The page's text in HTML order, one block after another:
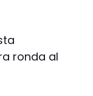
ronda al